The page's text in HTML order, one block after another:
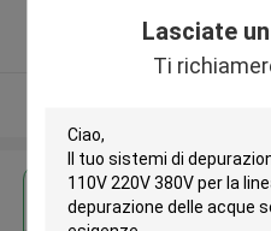
Lasciate
Ti
Fornitore
Ottieni il